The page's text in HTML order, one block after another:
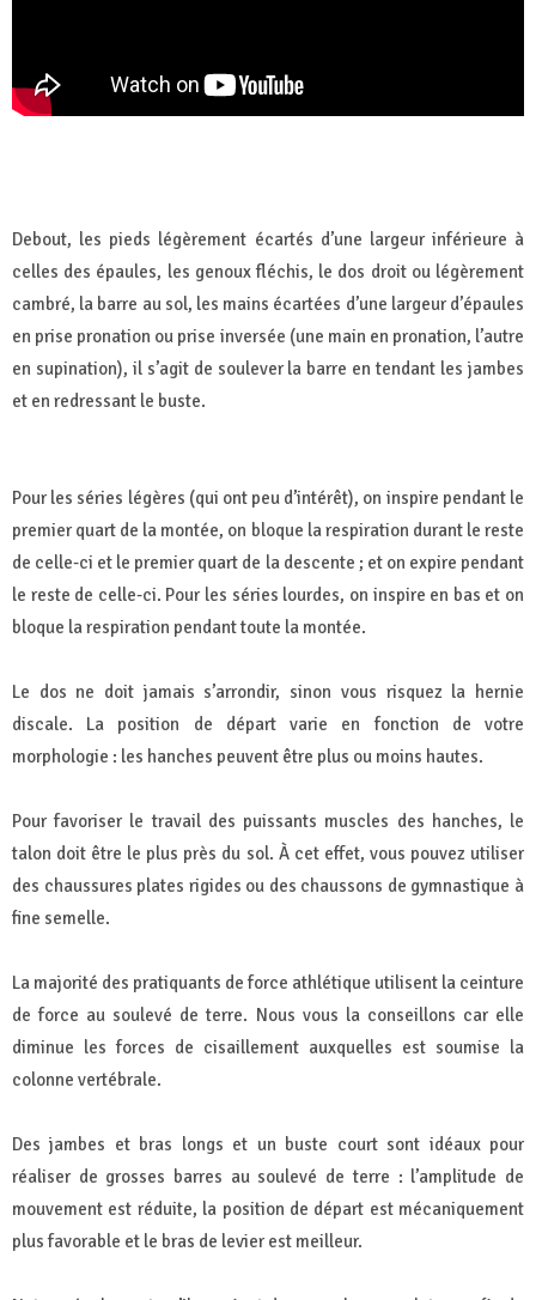
Debout, les pieds légèrement écartés d’une largeur inférieure à
celles des épaules, les genoux fléchis, le dos droit ou légèrement
cambré, la barre au sol, les mains écartées d’une largeur d’épaules
en prise pronation ou prise inversée (une main en pronation, l’autre
en supination), il s’agit de soulever la barre en tendant les jambes
et en redressant le buste.
Pour les séries légères (qui ont peu d’intérêt), on inspire pendant le
premier quart de la montée, on bloque la respiration durant le reste
de celle-ci et le premier quart de la descente ; et on expire pendant
le reste de celle-ci. Pour les séries lourdes, on inspire en bas et on
bloque la respiration pendant toute la montée.
Le dos ne doit jamais s’arrondir, sinon vous risquez la hernie
discale. La position de départ varie en fonction de votre
morphologie : les hanches peuvent être plus ou moins hautes.
Pour favoriser le travail des puissants muscles des hanches, le
talon doit être le plus près du sol. À cet effet, vous pouvez utiliser
des chaussures plates rigides ou des chaussons de gymnastique à
fine semelle.
La majorité des pratiquants de force athlétique utilisent la ceinture
de force au soulevé de terre. Nous vous la conseillons car elle
diminue les forces de cisaillement auxquelles est soumise la
colonne vertébrale.
Des jambes et bras longs et un buste court sont idéaux pour
réaliser de grosses barres au soulevé de terre : l’amplitude de
mouvement est réduite, la position de départ est mécaniquement
plus favorable et le bras de levier est meilleur.